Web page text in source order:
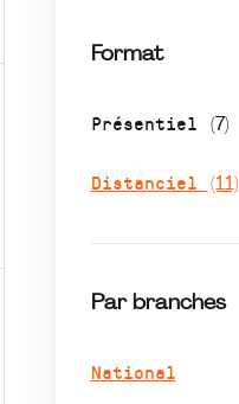
Format
Présentiel (7)
Distanciel (11)
Par branches
National